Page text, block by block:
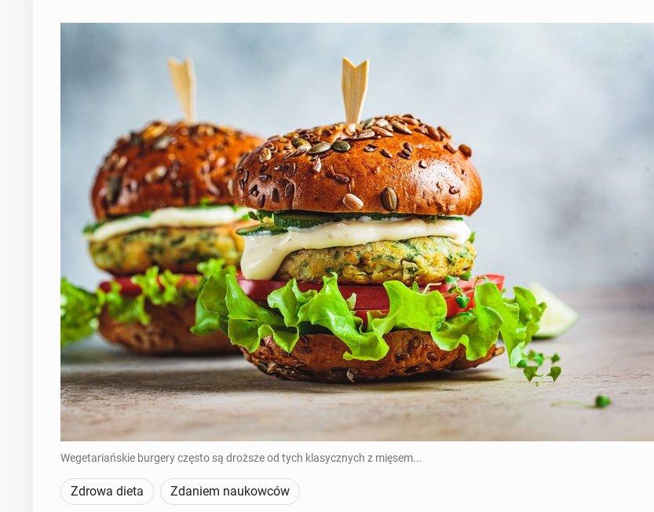
Wegetariańskie burgery często są droższe od tych klasycznych z mięsem...
Zdrowa dieta Zdaniem naukowców